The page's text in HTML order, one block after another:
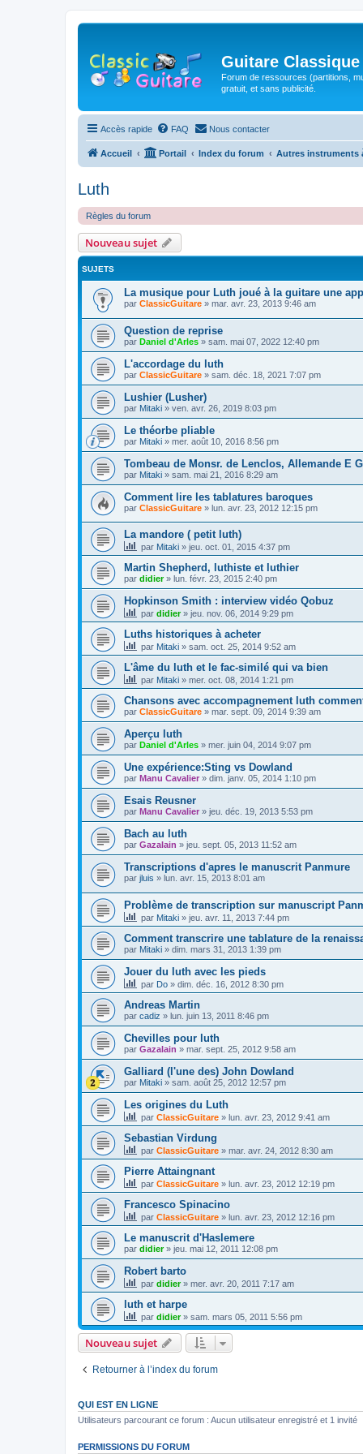
Guitare Classique
Forum de ressources (partitions,
gratuit, et sans publicité.
Accès rapide FAQ Nous contacter
Accueil Portail Index du forum Autres instruments
Luth
Règles du forum
Nouveau sujet
SUJETS
La musique pour Luth joué à la guitare une
par ClassicGuitare » mar. avr. 23, 2013 9:46 am
Question de reprise
par Daniel d'Arles » sam. mai 07, 2022 12:40 pm
L'accordage du luth
par ClassicGuitare » sam. déc. 18, 2021 7:07 pm
Lushier (Lusher)
par Mitaki » ven. avr. 26, 2019 8:03 pm
Le théorbe pliable
par Mitaki » mer. août 10, 2016 8:56 pm
Tombeau de Monsr. de Lenclos, Allemande E
par Mitaki » sam. mai 21, 2016 8:29 am
Comment lire les tablatures baroques
par ClassicGuitare » lun. avr. 23, 2012 12:15 pm
La mandore ( petit luth)
par Mitaki » jeu. oct. 01, 2015 4:37 pm
Martin Shepherd, luthiste et luthier
par didier» lun. févr. 23, 2015 2:40 pm
Hopkinson Smith : interview vidéo Qobuz
par didier» jeu. nov. 06, 2014 9:29 pm
Luths historiques à acheter
par Mitaki » sam. oct. 25, 2014 9:52 am
L'âme du luth et le fac-similé qui va bien
par Mitaki » mer. oct. 08, 2014 1:21 pm
Chansons avec accompagnement luth
par ClassicGuitare » mar. sept. 09, 2014 9:39 am
Aperçu luth
par Daniel d'Arles » mer. juin 04, 2014 9:07 pm
Une expérience:Sting vs Dowland
par Manu Cavalier » dim. janv. 05, 2014 1:10 pm
Esais Reusner
par Manu Cavalier » jeu. déc. 19, 2013 5:53 pm
Bach au luth
par Gazalain » jeu. sept. 05, 2013 11:52 am
Transcriptions d'apres le manuscrit Panmure
par jluis » lun. avr. 15, 2013 8:01 am
Problème de transcription sur manuscript
par Mitaki » jeu. avr. 11, 2013 7:44 pm
Comment transcrire une tablature de la
par Mitaki » dim. mars 31, 2013 1:39 pm
Jouer du luth avec les pieds
par Do » dim. déc. 16, 2012 8:30 pm
Andreas Martin
par cadiz » lun. juin 13, 2011 8:46 pm
Chevilles pour luth
par Gazalain » mar. sept. 25, 2012 9:58 am
Galliard (l'une des) John Dowland
par Mitaki » sam. août 25, 2012 12:57 pm
Les origines du Luth
par ClassicGuitare » lun. avr. 23, 2012 9:41 am
Sebastian Virdung
par ClassicGuitare » mar. avr. 24, 2012 8:30 am
Pierre Attaingnant
par ClassicGuitare » lun. avr. 23, 2012 12:19 pm
Francesco Spinacino
par ClassicGuitare » lun. avr. 23, 2012 12:16 pm
Le manuscrit d'Haslemere
par didier» jeu. mai 12, 2011 12:08 pm
Robert barto
par didier» mer. avr. 20, 2011 7:17 am
luth et harpe
par didier» sam. mars 05, 2011 5:56 pm
Nouveau sujet
Retourner à l’index du forum
QUI EST EN LIGNE
Utilisateurs parcourant ce forum : Aucun utilisateur enregistré et 1 invité
PERMISSIONS DU FORUM